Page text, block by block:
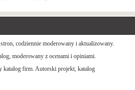
codziennie moderowany i aktualizowany.
moderowany z ocenami i opiniami.
katalog firm. Autorski projekt, katalog